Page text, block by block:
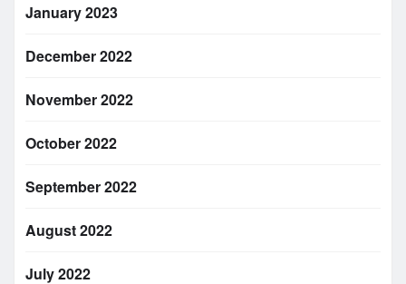
January 2023
December 2022
November 2022
October 2022
September 2022
August 2022
July 2022